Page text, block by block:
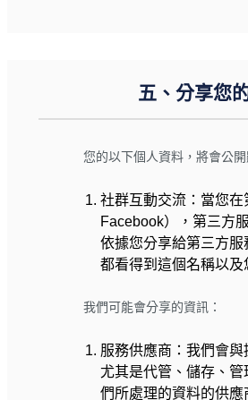
五、分享您
您的以下個人資料，將會公開
社群互動交流：當您
Facebook），第三方
依據您分享給第三方
都看得到這個名稱以及
我們可能會分享的資訊：
服務供應商：我們會
尤其是代管、儲存、
們所處理的資料的供